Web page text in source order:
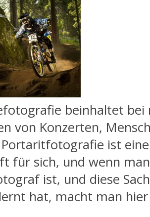
beinhaltet bei
von Konzerten,
ist eine
für sich, und wenn
ist, und diese
hat, macht man